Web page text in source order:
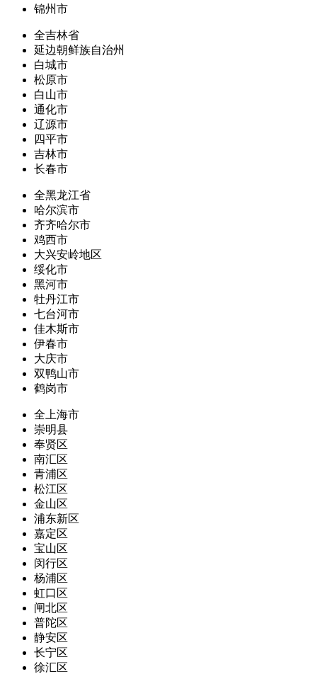
锦州市
全吉林省
延边朝鲜族自治州
白城市
松原市
白山市
通化市
辽源市
四平市
吉林市
长春市
全黑龙江省
哈尔滨市
齐齐哈尔市
鸡西市
大兴安岭地区
绥化市
黑河市
牡丹江市
七台河市
佳木斯市
伊春市
大庆市
双鸭山市
鹤岗市
全上海市
崇明县
奉贤区
南汇区
青浦区
松江区
金山区
浦东新区
嘉定区
宝山区
闵行区
杨浦区
虹口区
闸北区
普陀区
静安区
长宁区
徐汇区